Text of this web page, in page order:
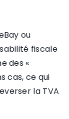
ou
fiscale
des «
cas, ce qui
la TVA